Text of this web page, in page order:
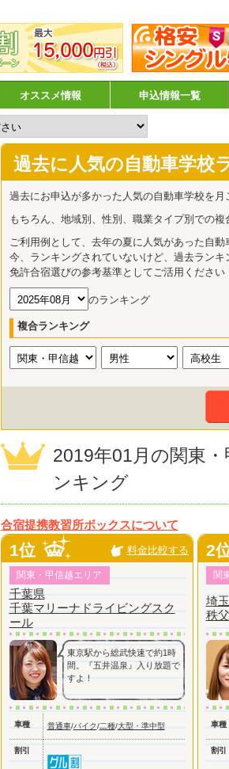
オススメ情報 申込情報一覧
過去に人気の自動車学校
過去にお申込が多かった人気の自動車学校を月
もちろん、地域別、性別、職業タイプ別での複
ご利用例として、去年の夏に人気があった自動
今、ランキングされていないけど、過去ラン
免許合宿選びの参考基準としてご活用ください
のランキング
複合ランキング
2019年01月の関東
ンキング
合宿提携教習所ボックスについて
1位 料金比較する
関東・甲信越エリア
千葉県
千葉マリーナドライビングスク
ール
東京駅から総武快速で約1時
間。『五井温泉』入り放題で
すよ！
車種 普通車/バイク/二種/大型・準中型
割引
2
関
埼
秩
車種
割引